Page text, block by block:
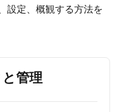
設定、概観する方法を
管理